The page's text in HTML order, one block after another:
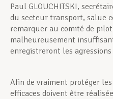
Paul GLOUCHITSKI,
du secteur transport, salue
remarquer au comité de
malheureusement
enregistreront les
Afin de vraiment protéger
efficaces doivent être